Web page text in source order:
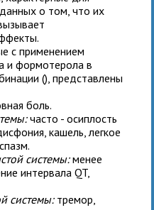
о том, что их
с применением
и формотерола в
(), представлены
боль.
часто - осиплость
кашель, легкое
системы:менее
интервала QT,
системы:тремор,